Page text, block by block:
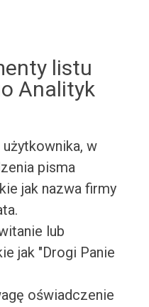
listu
Analityk
w
pisma
jak nazwa firmy
lub
jak "Drogi Panie
oświadczenie